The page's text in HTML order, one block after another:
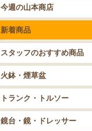
今週の山本商店
新着商品
スタッフのおすすめ商品
火鉢・煙草盆
トランク・トルソー
鏡台・鏡・ドレッサー